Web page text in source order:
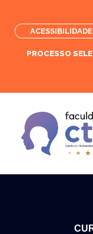
ACESSIBILIDADE
PROCESSO